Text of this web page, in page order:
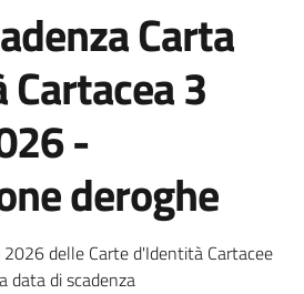
Carta
3
-
deroghe
notizia
delle Carte d'Identità Cartacee
data di scadenza